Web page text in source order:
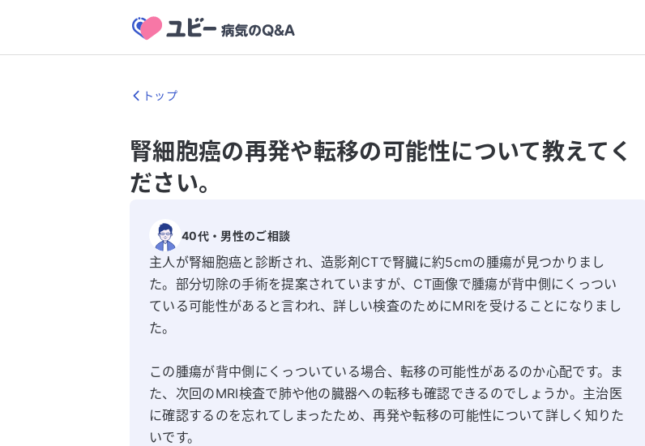
トップ
腎細胞癌の再発や転移の可能性について教えてく
ださい。
40代・ 男性のご相談
主人が腎細胞癌と診断され、造影剤CTで腎臓に約5cmの腫瘍が見つかりまし
た。部分切除の手術を提案されていますが、CT画像で腫瘍が背中側にくっつい
ている可能性があると言われ、詳しい検査のためにMRIを受けることになりまし
た。
この腫瘍が背中側にくっついている場合、転移の可能性があるのか心配です。ま
た、次回のMRI検査で肺や他の臓器への転移も確認できるのでしょうか。主治医
に確認するのを忘れてしまったため、再発や転移の可能性について詳しく知りた
いです。